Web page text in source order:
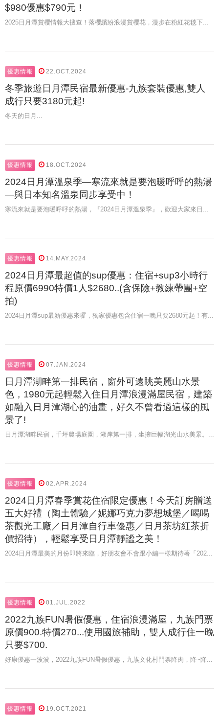
$980優惠$790元！
2025日月潭賞櫻情報大搜查！落櫻繽紛浪漫賞櫻花，漫步在粉紅花毯下...
優惠情報 22.OCT.2024
冬季旅遊日月潭民宿最新優惠-九族套裝優惠,雙人
成行只要3180元起!
冬天的日月...
優惠情報 18.OCT.2024
2024日月潭溫泉季—寒流來就是要泡暖呼呼的熱湯
—與日本知名溫泉同步享受中！
寒流來就是要泡暖呼呼的熱湯，『2024日月潭溫泉季』，歡迎大家來日...
優惠情報 14.MAY.2024
2024日月潭最超值的sup優惠：住宿+sup3小時行
程原價6990特價1人$2680..(含保險+教練帶團+空
拍)
2024日月潭sup最新優惠來囉，獨家優惠包含住宿一晚只要2680元起！有...
優惠情報 07.JAN.2024
日月潭湖畔第一排民宿，窗外可遠眺美麗山水景
色，1980元起輕鬆入住日月潭浪漫滿屋民宿，建築
如融入日月潭湖心的油畫，好久不曾看過這樣的風
景了!
日月潭湖畔民宿，千坪農場庭園，湖岸第一排，坐擁巨幅湖光山水美景。...
優惠情報 02.APR.2024
2024日月潭春季賞花住宿限定優惠！今天訂房贈送
五大好禮（陶土體驗／妮娜巧克力夢想城堡／喝喝
茶觀光工廠／日月潭自行車優惠／日月茶坊紅茶折
價招待），輕鬆享受日月潭靜謐之美！
2024日月潭最美的月份即將來臨，好朋友會不會跟小編一樣期待著「202...
優惠情報 01.JUL.2022
2022九族FUN暑假優惠，住宿浪漫滿屋，九族門票
原價900.特價270...使用國旅補助，雙人成行住一晚
只要$700.
好康優惠一波波，2022九族FUN暑假優惠，九族文化村門票降肉，降~降...
優惠情報 19.OCT.2021